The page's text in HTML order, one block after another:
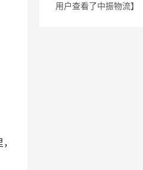
用户查看了中振物流】